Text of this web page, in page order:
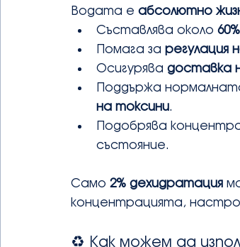
Водата е абсолютно
Съставлява около
Помага за
Осигурява доставка
Поддържа
на токсини.
Подобрява
състояние.
Само 2% дехидратация
концентрацията,
♻️ Как можем да